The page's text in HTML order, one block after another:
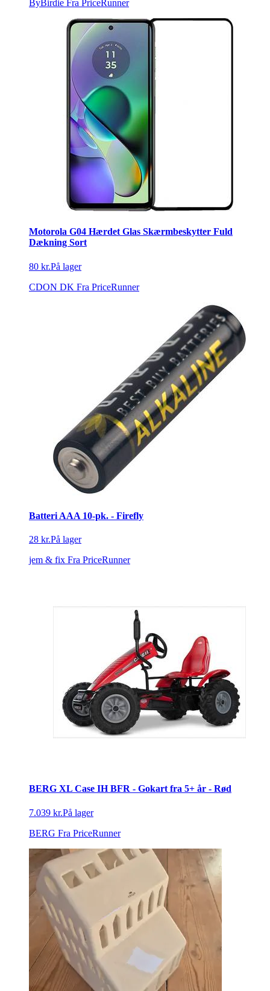
ByBirdie Fra PriceRunner
Motorola G04 Hærdet Glas Skærmbeskytter Fuld
Dækning Sort
80 kr.På lager
CDON DK Fra PriceRunner
Batteri AAA 10-pk. - Firefly
28 kr.På lager
jem & fix Fra PriceRunner
BERG XL Case IH BFR - Gokart fra 5+ år - Rød
7.039 kr.På lager
BERG Fra PriceRunner